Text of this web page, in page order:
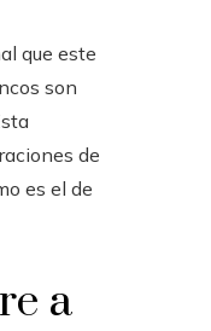
que este
son
de
es el de
a